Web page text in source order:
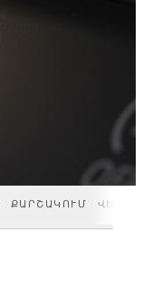
ՔԱՐՇԱԿՈՒՄ